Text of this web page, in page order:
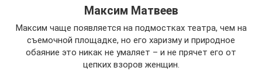
Максим Матвеев
Максим чаще появляется на подмостках театра, чем на
съемочной площадке, но его харизму и природное
обаяние это никак не умаляет – и не прячет его от
цепких взоров женщин.